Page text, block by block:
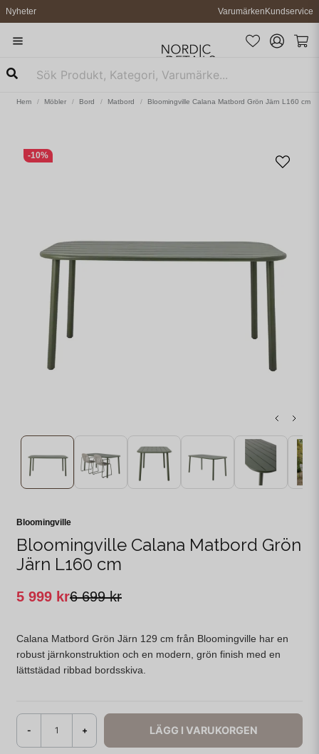
Nyheter VarumärkenKundservice
Hem Möbler Bord Matbord Bloomingville Calana Matbord Grön Järn L160 cm
-10%
Bloomingville
Bloomingville Calana Matbord Grön
Järn L160 cm
6 699 kr
5 999 kr
Calana Matbord Grön Järn 129 cm från Bloomingville har en
robust järnkonstruktion och en modern, grön finish med en
lättstädad ribbad bordsskiva.
- + LÄGG I VARUKORGEN